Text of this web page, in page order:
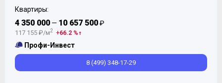
были введены в эксплуатацию три корпуса под №№
6,7 и 8.
Квартиры:
4 350 000 — 10 657 500₽
117 155 ₽/м2 66.2 %
Профи-Инвест
8 (499) 348-17-29